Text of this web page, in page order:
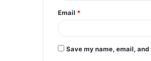
Email *
Save my name, email,